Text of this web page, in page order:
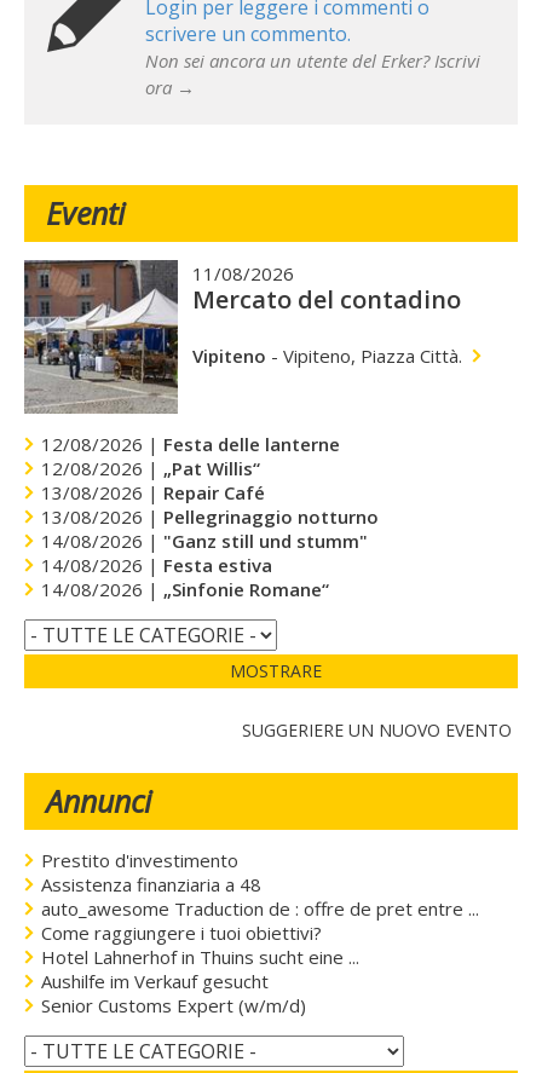
Login per leggere i commenti o
scrivere un commento.
Non sei ancora un utente del Erker? Iscrivi
ora →
Eventi
11/08/2026
Mercato del contadino
Vipiteno - Vipiteno, Piazza Città.
12/08/2026 | Festa delle lanterne
12/08/2026 | „Pat Willis“
13/08/2026 | Repair Café
13/08/2026 | Pellegrinaggio notturno
14/08/2026 | "Ganz still und stumm"
14/08/2026 | Festa estiva
14/08/2026 | „Sinfonie Romane“
MOSTRARE
SUGGERIERE UN NUOVO EVENTO
Annunci
Prestito d'investimento
Assistenza finanziaria a 48
auto_awesome Traduction de : offre de pret entre ...
Come raggiungere i tuoi obiettivi?
Hotel Lahnerhof in Thuins sucht eine ...
Aushilfe im Verkauf gesucht
Senior Customs Expert (w/m/d)